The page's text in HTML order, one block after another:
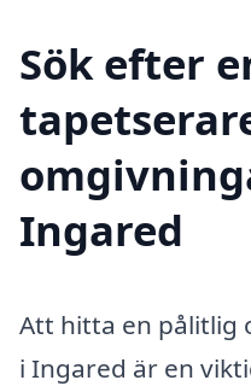
Sök efter
Ingared
Att hitta en pålitlig
i Ingared är en